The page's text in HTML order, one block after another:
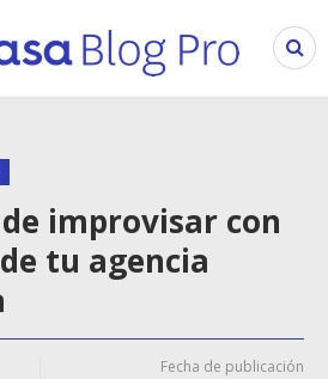
improvisar con
tu agencia
Fecha de publicación